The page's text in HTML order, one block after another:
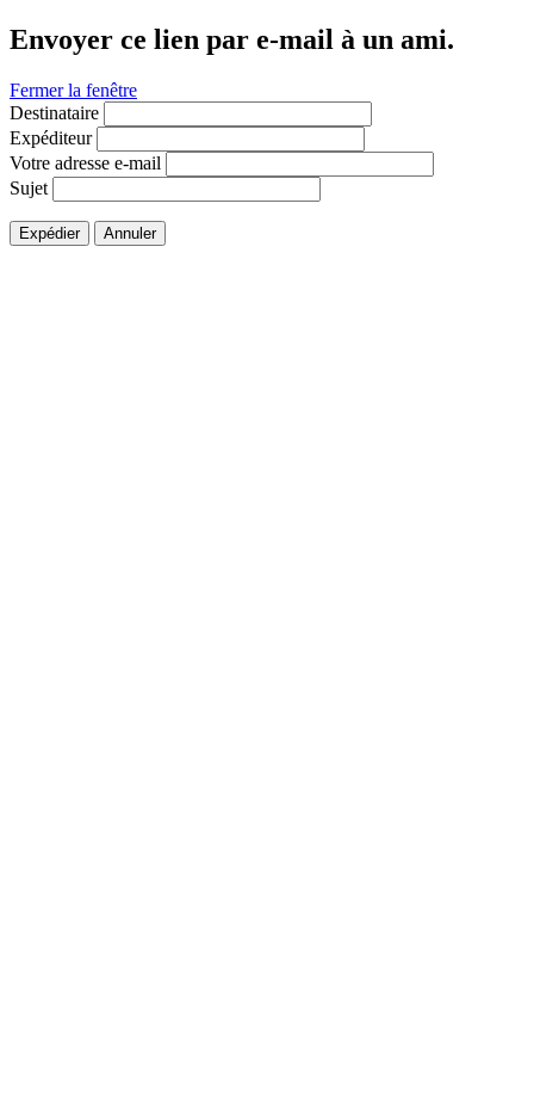
Envoyer ce lien par e-mail à un ami.
Fermer la fenêtre
Destinataire
Expéditeur
Votre adresse e-mail
Sujet
Expédier Annuler